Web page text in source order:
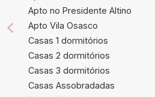
Apto no Presidente Altino
Apto Vila Osasco
Casas 1 dormitórios
Casas 2 dormitórios
Casas 3 dormitórios
Casas Assobradadas